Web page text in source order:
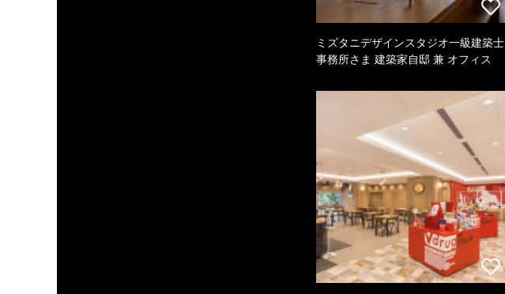
ミズタニデザインスタジオ一級建築士
事務所さま 建築家自邸 兼 オフィス